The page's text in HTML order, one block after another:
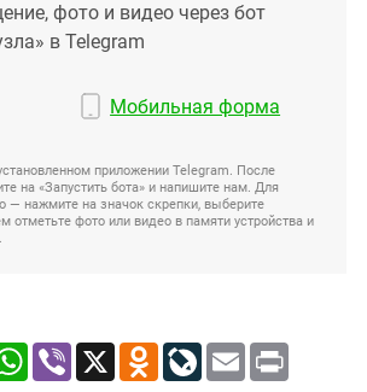
фото и видео через бот
в Telegram
Мобильная форма
приложении Telegram. После
на «Запустить бота» и напишите нам. Для
— нажмите на значок скрепки, выберите
отметьте фото или видео в памяти устройства и
WhatsApp
Viber X Odnoklassniki
LiveJournal
Email Print